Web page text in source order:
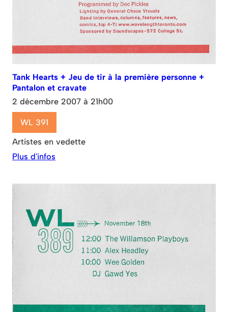
Tank Hearts + Jeu de tir à la première personne +
Pantalon et cravate
2 décembre 2007 à 21h00
WL 391
Artistes en vedette
Plus d'infos